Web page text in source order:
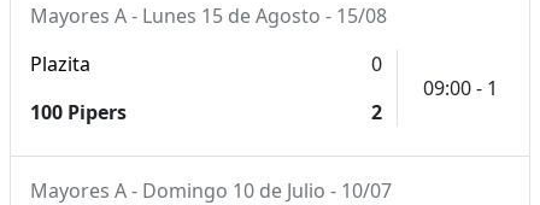
Mayores A - Lunes 15 de Agosto - 15/08
Plazita
0
100 Pipers
2
09:00 - 1
Mayores A - Domingo 10 de Julio - 10/07